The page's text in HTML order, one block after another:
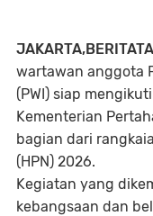
wartawan anggota
(PWI) siap
Kementerian
bagian dari
(HPN) 2026.
Kegiatan yang
kebangsaan dan